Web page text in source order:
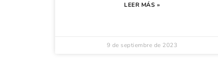
LEER MÁS »
9 de septiembre de 2023